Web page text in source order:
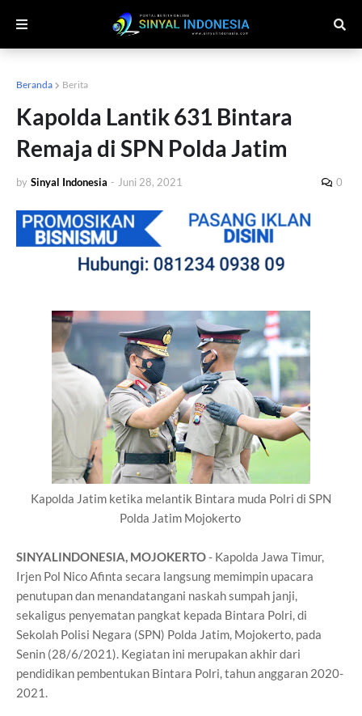
Beranda Berita
Kapolda Lantik 631 Bintara
Remaja di SPN Polda Jatim
by Sinyal Indonesia - Juni 28, 2021 0
Kapolda Jatim ketika melantik Bintara muda Polri di SPN
Polda Jatim Mojokerto
SINYALINDONESIA, MOJOKERTO- Kapolda Jawa Timur,
Irjen Pol Nico Afinta secara langsung memimpin upacara
penutupan dan menandatangani naskah sumpah janji,
sekaligus penyematan pangkat kepada Bintara Polri, di
Sekolah Polisi Negara (SPN) Polda Jatim, Mojokerto, pada
Senin (28/6/2021). Kegiatan ini merupakan akhir dari
pendidikan pembentukan Bintara Polri, tahun anggaran 2020-
2021.